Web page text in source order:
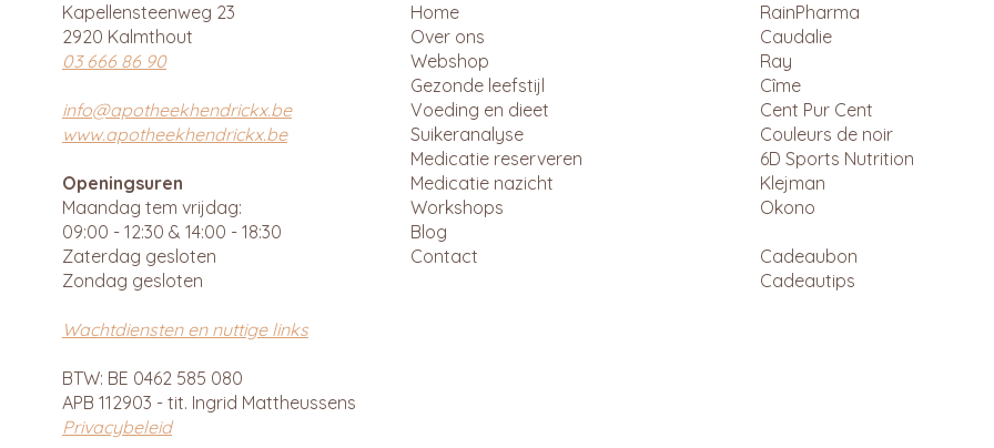
Kapellensteenweg 23
2920 Kalmthout
03 666 86 90
info@apotheekhendrickx.be
www.apotheekhendrickx.be
Openingsuren
Maandag tem vrijdag:
09:00 - 12:30 & 14:00 - 18:30
Zaterdag gesloten
Zondag gesloten
Wachtdiensten en nuttige links
BTW: BE 0462 585 080
APB 112903 - tit. Ingrid Mattheussens
Privacybeleid
Home
Over ons
Webshop
Gezonde leefstijl
Voeding en dieet
Suikeranalyse
Medicatie reserveren
Medicatie nazicht
Workshops
Blog
Contact
RainPharma
Caudalie
Ray
Cîme
Cent Pur Cent
Couleurs de noir
6D Sports Nutrition
Klejman
Okono
Cadeaubon
Cadeautips